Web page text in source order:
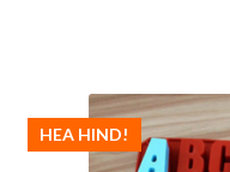
HEA HIND!